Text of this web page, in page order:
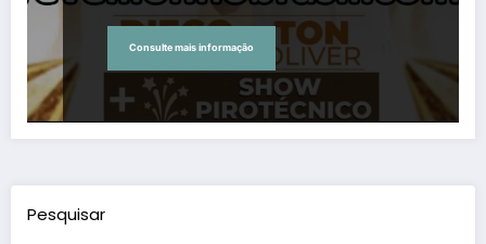
Consulte mais informação
Pesquisar